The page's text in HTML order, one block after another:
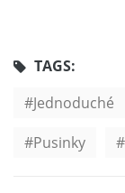
TAGS:
Jednoduché
Pusinky